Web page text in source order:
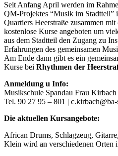
Seit Anfang April werden im
QM-Projektes “Musik im Stadtteil”
Quartiers Heerstraße zusammen
kostenlose Kurse angeboten um
aus dem Stadtteil den Zugang zu
Erfahrungen des gemeinsamen
Am Ende dann gibt es ein
Kurse bei Rhythmen der
Anmeldung u Info:
Musikschule Spandau Frau Kirbach
Tel. 90 27 95 – 801 |
Die aktuellen Kursangebote:
African Drums, Schlagzeug,
Klein wird an verschiedenen Orten